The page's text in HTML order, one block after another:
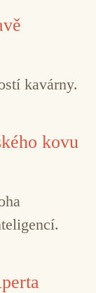
kavárny.
kovu